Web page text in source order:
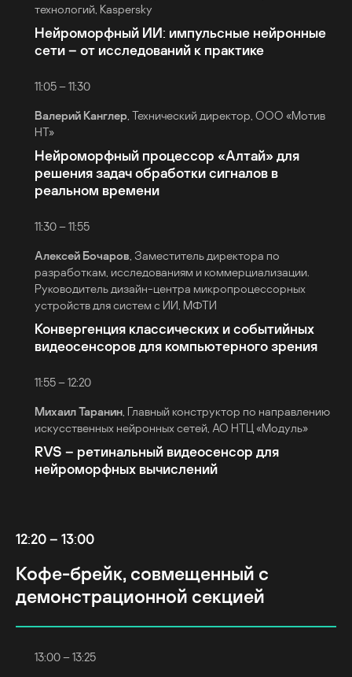
технологий, Kaspersky
Нейроморфный ИИ: импульсные нейронные
сети – от исследований к практике
11:05 – 11:30
Валерий Канглер , Технический директор, ООО «Мотив
НТ»
Нейроморфный процессор «Алтай» для
решения задач обработки сигналов в
реальном времени
11:30 – 11:55
Алексей Бочаров , Заместитель директора по
разработкам, исследованиям и коммерциализации.
Руководитель дизайн-центра микропроцессорных
устройств для систем с ИИ, МФТИ
Конвергенция классических и событийных
видеосенсоров для компьютерного зрения
11:55 – 12:20
Михаил Таранин , Главный конструктор по направлению
искусственных нейронных сетей, АО НТЦ «Модуль»
RVS – ретинальный видеосенсор для
нейроморфных вычислений
12:20 – 13:00
Кофе-брейк, совмещенный с
демонстрационной секцией
13:00 – 13:25